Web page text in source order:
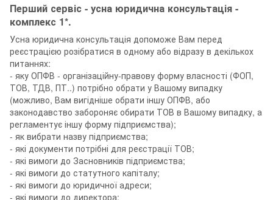
Перший сервіс - усна юридична консультація -
комплекс 1*.
Усна юридична консультація допоможе Вам перед
реєстрацією розібратися в одному або відразу в декількох
питаннях:
- яку ОПФВ - організаційну-правову форму власності (ФОП,
ТОВ, ТДВ, ПТ..) потрібно обрати у Вашому випадку
(можливо, Вам вигідніше обрати іншу ОПФВ, або
законодавство забороняє обирати ТОВ в Вашому випадку, а
регламентує іншу форму підприємства);
- як вибрати назву підприємства;
- які документи потрібні для реєстрації ТОВ;
- які вимоги до Засновників підприємства;
- які вимоги до статутного капіталу;
- які вимоги до юридичної адреси;
- які вимоги до директора;